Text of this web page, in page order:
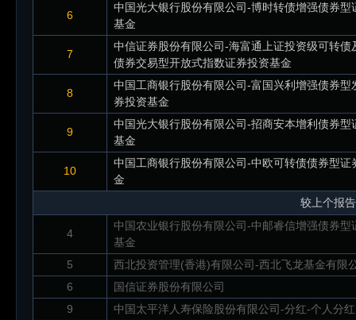
6
中国光大银行股份有限公司-博时转债增强债券型
基金
7
中信证券股份有限公司-海富通上证投资级可转债
债券交易型开放式指数证券投资基金
8
中国工商银行股份有限公司-富国兴利增强债券型
券投资基金
9
中国光大银行股份有限公司-招商安本增利债券型
基金
10
中国工商银行股份有限公司-中欧可转债债券型证
金
较上个报
4
中国农业银行股份有限公司-中邮睿信增强债券型
基金
5
西北投资管理(香港)有限公司-西北飞龙基金有限
6
国信证券股份有限公司
9
中国太平洋人寿保险股份有限公司-分红-个人分红